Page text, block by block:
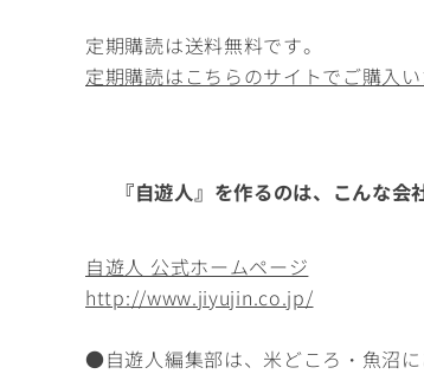
定期購読は送料無料です。
定期購読はこちらのサイトでご購入い
『自遊人』を作るのは、こんな会
自遊人 公式ホームページ
http://www.jiyujin.co.jp/
●自遊人編集部は、米どころ・魚沼